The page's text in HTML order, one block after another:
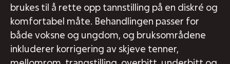
brukes til å rette opp tannstilling på en diskré og
komfortabel måte. Behandlingen passer for
både voksne og ungdom, og bruksområdene
inkluderer korrigering av skjeve tenner,